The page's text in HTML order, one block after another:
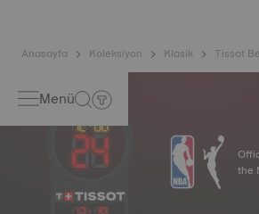
Anasayfa Koleksiyon Klasik Tissot
Menü
the